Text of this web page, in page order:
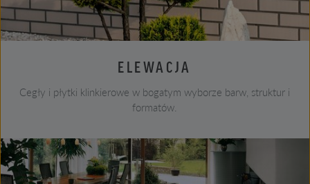
ELEWACJA
Cegły i płytki klinkierowe w bogatym wyborze barw, struktur i
formatów.